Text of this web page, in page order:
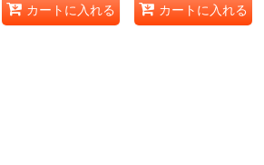
カートに入れる カートに入れる